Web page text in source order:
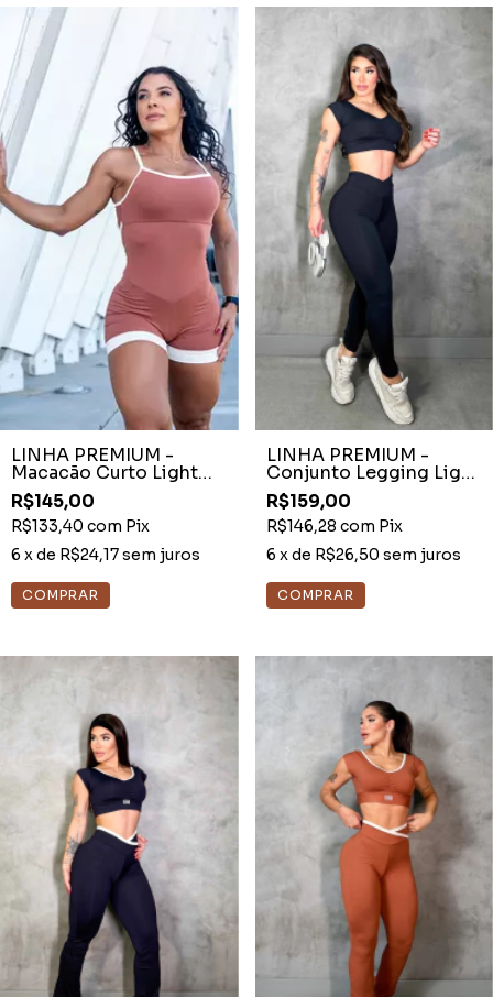
LINHA PREMIUM -
Macacão Curto Light
Cocoa Detalhe Off
White
R$145,00
R$133,40 com Pix
6 x de R$24,17sem juros
LINHA PREMIUM -
Conjunto Legging Light
Preto Empina - Detalhe
Manguinhas
R$159,00
R$146,28 com Pix
6 x de R$26,50 sem juros
COMPRAR